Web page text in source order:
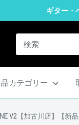
ギター・
カテゴリー
V2【加古川店】【新品